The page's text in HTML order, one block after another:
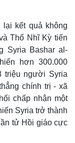
kết quả không
Thổ Nhĩ Kỳ tiến
Syria Bashar al-
hơn 300.000
triệu người Syria
chính trị - xã
chấp nhận một
Syria trở thành
tử Hồi giáo cực